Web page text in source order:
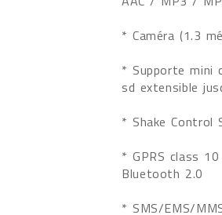
* Caméra (1.3
* Supporte mini
sd extensible
* Shake Control
* GPRS class
Bluetooth 2.0
* SMS/EMS/